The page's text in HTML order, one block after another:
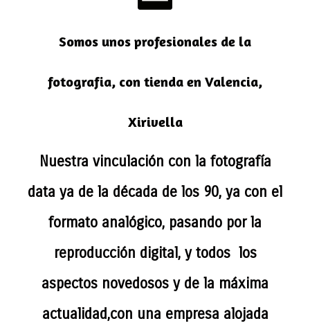
Somos unos profesionales de la
fotografia, con tienda en Valencia,
Xirivella
Nuestra vinculación con la fotografía
data ya de la década de los 90, ya con el
formato analógico, pasando por la
reproducción digital, y todos los
aspectos novedosos y de la máxima
actualidad,con una empresa alojada